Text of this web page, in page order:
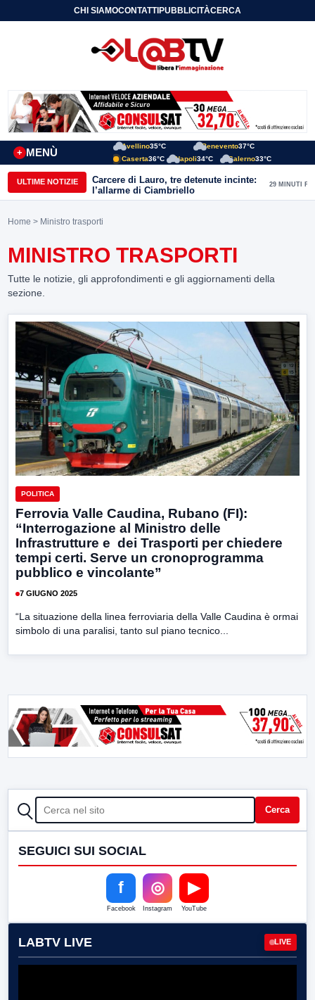
CHI SIAMOCONTATTIPUBBLICITÀCERCA
MENÙ
+
Avellino35°C Benevento37°C
Caserta36°C Napoli34°C Salerno33°C
ULTIME NOTIZIE
Carcere di Lauro, tre detenute incinte:
l’allarme di Ciambriello
29 MINUTI FA
Home > Ministro trasporti
MINISTRO TRASPORTI
Tutte le notizie, gli approfondimenti e gli aggiornamenti della
sezione.
POLITICA
Ferrovia Valle Caudina, Rubano (FI):
“Interrogazione al Ministro delle
Infrastrutture e dei Trasporti per chiedere
tempi certi. Serve un cronoprogramma
pubblico e vincolante”
7 GIUGNO 2025
“La situazione della linea ferroviaria della Valle Caudina è ormai
simbolo di una paralisi, tanto sul piano tecnico...
CERCA Cerca
SEGUICI SUI SOCIAL
f
Facebook
◎
Instagram
▶
YouTube
LABTV LIVE LIVE